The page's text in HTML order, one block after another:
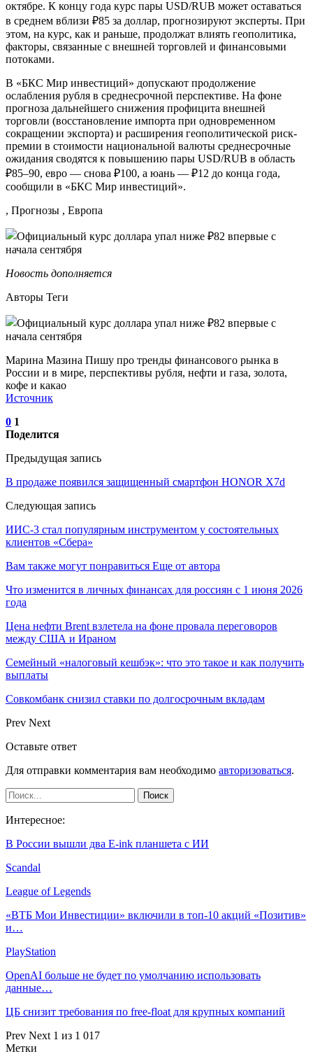
октябре. К концу года курс пары USD/RUB может оставаться
в среднем вблизи ₽85 за доллар, прогнозируют эксперты. При
этом, на курс, как и раньше, продолжат влиять геополитика,
факторы, связанные с внешней торговлей и финансовыми
потоками.
В «БКС Мир инвестиций» допускают продолжение
ослабления рубля в среднесрочной перспективе. На фоне
прогноза дальнейшего снижения профицита внешней
торговли (восстановление импорта при одновременном
сокращении экспорта) и расширения геополитической риск-
премии в стоимости национальной валюты среднесрочные
ожидания сводятся к повышению пары USD/RUB в область
₽85–90, евро — снова ₽100, а юань — ₽12 до конца года,
сообщили в «БКС Мир инвестиций».
, Прогнозы , Европа
Новость дополняется
Авторы Теги
Марина Мазина Пишу про тренды финансового рынка в
России и в мире, перспективы рубля, нефти и газа, золота,
кофе и какао
Источник
0 1
Поделится
Предыдущая запись
В продаже появился защищенный смартфон HONOR X7d
Следующая запись
ИИС-3 стал популярным инструментом у состоятельных
клиентов «Сбера»
Вам также могут понравиться Еще от автора
Что изменится в личных финансах для россиян с 1 июня 2026
года
Цена нефти Brent взлетела на фоне провала переговоров
между США и Ираном
Семейный «налоговый кешбэк»: что это такое и как получить
выплаты
Совкомбанк снизил ставки по долгосрочным вкладам
Prev Next
Оставьте ответ
Для отправки комментария вам необходимо авторизоваться.
Интересное:
В России вышли два E-ink планшета с ИИ
Scandal
League of Legends
«ВТБ Мои Инвестиции» включили в топ-10 акций «Позитив»
и…
PlayStation
OpenAI больше не будет по умолчанию использовать
данные…
ЦБ снизит требования по free-float для крупных компаний
Prev Next 1 из 1 017
Метки